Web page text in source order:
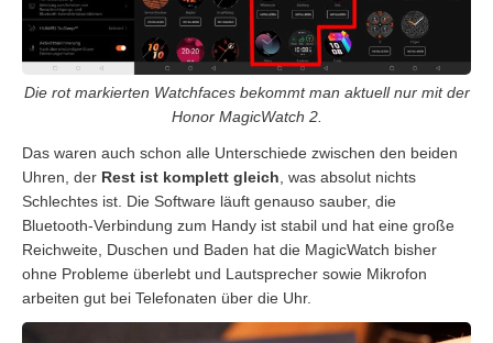
Die rot markierten Watchfaces bekommt man aktuell nur mit der
Honor MagicWatch 2.
Das waren auch schon alle Unterschiede zwischen den beiden
Uhren, der Rest ist komplett gleich, was absolut nichts
Schlechtes ist. Die Software läuft genauso sauber, die
Bluetooth-Verbindung zum Handy ist stabil und hat eine große
Reichweite, Duschen und Baden hat die MagicWatch bisher
ohne Probleme überlebt und Lautsprecher sowie Mikrofon
arbeiten gut bei Telefonaten über die Uhr.